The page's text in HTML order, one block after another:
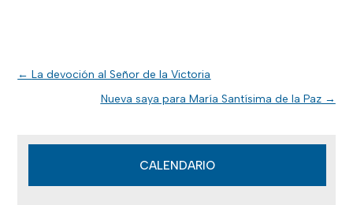
←La devoción al Señor de la Victoria
Nueva saya para María Santísima de la Paz→
CALENDARIO